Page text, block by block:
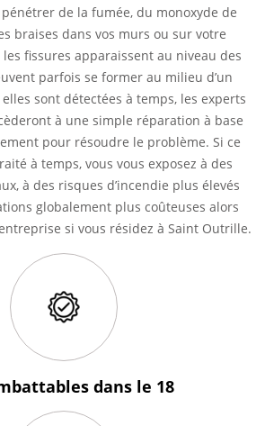
de la fumée, du monoxyde de
braises dans vos murs ou sur votre
fissures apparaissent au niveau des
parfois se former au milieu d’un
sont détectées à temps, les experts
à une simple réparation à base
pour résoudre le problème. Si ce
à temps, vous vous exposez à des
à des risques d’incendie plus élevés
globalement plus coûteuses alors
si vous résidez à Saint Outrille.
dans le 18